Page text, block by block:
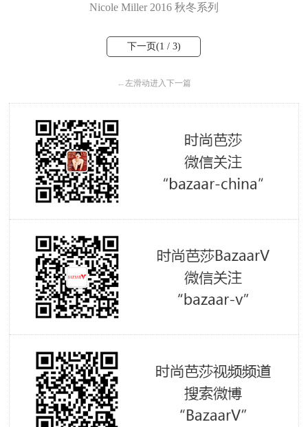
Nicole Miller 2016 秋冬系列
下一页(1 / 3)
←左滑动进入下一篇